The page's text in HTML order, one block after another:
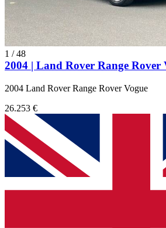
1 /48
2004 | Land Rover Range Rover
2004 Land Rover Range Rover Vogue
26.253 €